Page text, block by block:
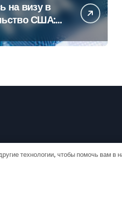
на визу в
США:
технологии, чтобы помочь вам в